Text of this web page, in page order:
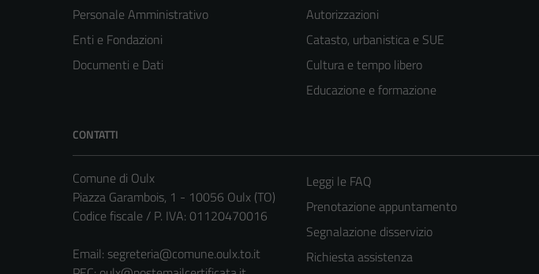
Personale Amministrativo
Enti e Fondazioni
Documenti e Dati
Autorizzazioni
Catasto, urbanistica e SUE
Cultura e tempo libero
Educazione e formazione
CONTATTI
Comune di Oulx
Piazza Garambois, 1 - 10056 Oulx (TO)
Codice fiscale / P. IVA: 01120470016
Email: segreteria@comune.oulx.to.it
Leggi le FAQ
Prenotazione appuntamento
Segnalazione disservizio
Richiesta assistenza